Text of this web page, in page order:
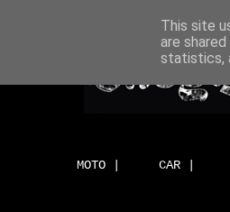
MOTO | CAR |
This site
are
statistics,